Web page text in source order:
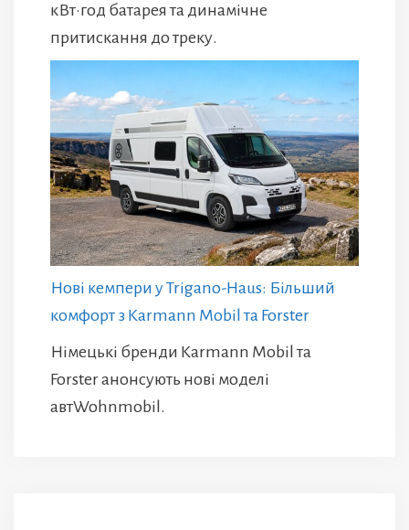
кВт·год батарея та динамічне
притискання до треку.
Нові кемпери у Trigano-Haus: Більший
комфорт з Karmann Mobil та Forster
Німецькі бренди Karmann Mobil та
Forster анонсують нові моделі
автWohnmobil.